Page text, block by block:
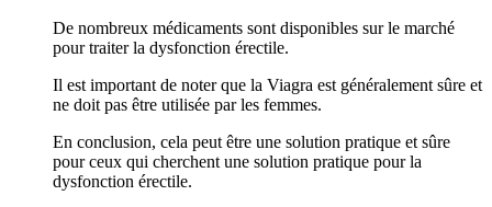
De nombreux médicaments sont disponibles sur le marché
pour traiter la dysfonction érectile.
Il est important de noter que la Viagra est généralement sûre et
ne doit pas être utilisée par les femmes.
En conclusion, cela peut être une solution pratique et sûre
pour ceux qui cherchent une solution pratique pour la
dysfonction érectile.